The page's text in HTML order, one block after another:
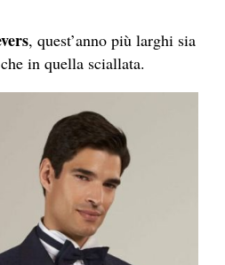
, quest’anno più larghi sia
in quella sciallata.